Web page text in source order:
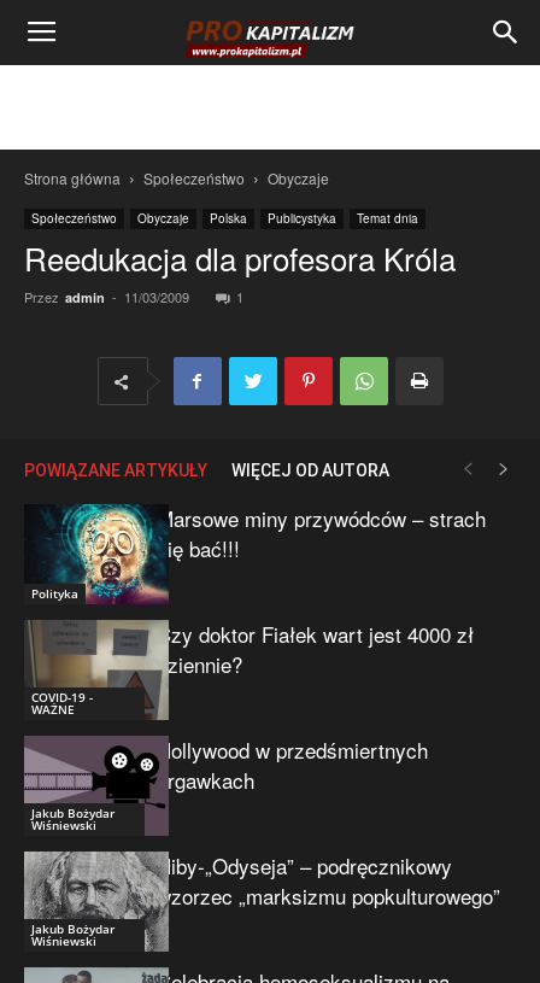
Strona główna Społeczeństwo Obyczaje
Społeczeństwo Obyczaje Polska Publicystyka Temat dnia
Reedukacja dla profesora Króla
Przez admin - 11/03/2009 1
POWIĄZANE ARTYKUŁY WIĘCEJ OD AUTORA
Polityka
Marsowe miny przywódców – strach
się bać!!!
COVID-19 -
WAŻNE
Czy doktor Fiałek wart jest 4000 zł
dziennie?
Jakub Bożydar
Wiśniewski
Hollywood w przedśmiertnych
drgawkach
Jakub Bożydar
Wiśniewski
Niby-„Odyseja” – podręcznikowy
wzorzec „marksizmu popkulturowego”